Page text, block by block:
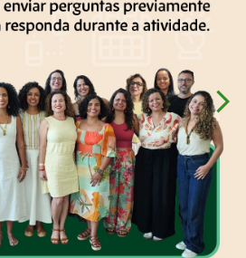
chevron_right